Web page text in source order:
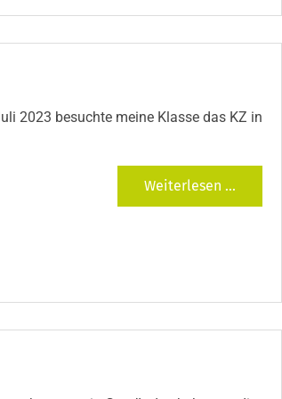
2023 besuchte meine Klasse das KZ in
Weiterlesen ...